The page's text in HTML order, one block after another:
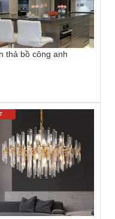
thả bồ công anh